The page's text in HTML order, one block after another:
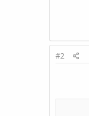
#2